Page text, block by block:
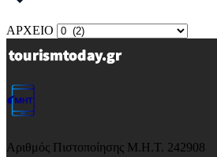
ΑΡΧΕΙΟ
Αριθμός Πιστοποίησης Μ.Η.Τ. 242908